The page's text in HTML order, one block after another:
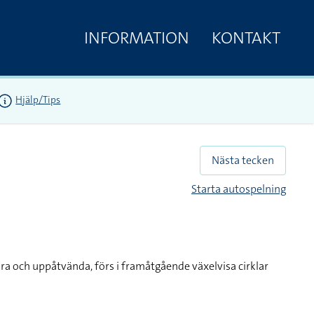
INFORMATION KONTAKT
Hjälp/Tips
Nästa tecken
Starta autospelning
och uppåtvända, förs i framåtgående växelvisa cirklar